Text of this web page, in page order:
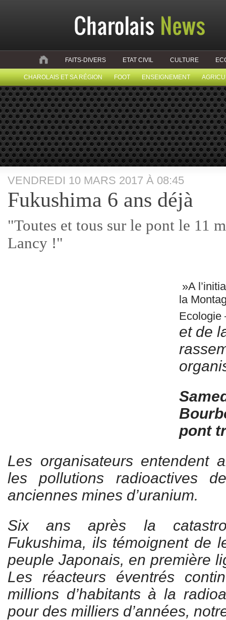
FAITS-DIVERS ETAT CIVIL CULTURE
CHAROLAIS ET SA RÉGION FOOT ENSEIGNEMENT
VENDREDI 10 MARS 2017 À 08:45
Fukushima 6 ans déjà
"Toutes et tous sur le pont le 11
Lancy !"
»A
la
et de
pont
Les organisateurs entendent
les pollutions radioactives
anciennes mines d’uranium.
Six ans après la
Fukushima, ils témoignent de
peuple Japonais, en première
Les réacteurs éventrés
millions d’habitants à la
pour des milliers d’années,